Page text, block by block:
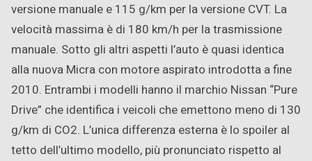
versione manuale e 115 g/km per la versione CVT. La
velocità massima è di 180 km/h per la trasmissione
manuale. Sotto gli altri aspetti l’auto è quasi identica
alla nuova Micra con motore aspirato introdotta a fine
2010. Entrambi i modelli hanno il marchio Nissan “Pure
Drive” che identifica i veicoli che emettono meno di 130
g/km di CO2. L’unica differenza esterna è lo spoiler al
tetto dell’ultimo modello, più pronunciato rispetto al